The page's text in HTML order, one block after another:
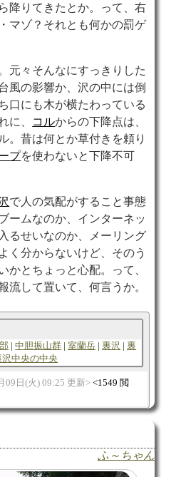
降りてきたとか。って、右
マゾ？それとも何かの罰ゲ
元々そんなにすっきりした
風の影響か、沢の中には倒
口にも木が横たわっている
に、
コルからの下降点は、
。昔は何とか草付きを頼り
プを使わないと下降不可
で人の気配がすること事態
ームなのか、インターネッ
るせいなのか、メーリング
く分からないけど、そのう
かとちょっと心配。って、
流して置いて、何言うか。
中胆振山群 室蘭岳 裏沢
裏
沢中央の中央
09日(火) 09:25 更新
1549 閲
ふ～ちゃん